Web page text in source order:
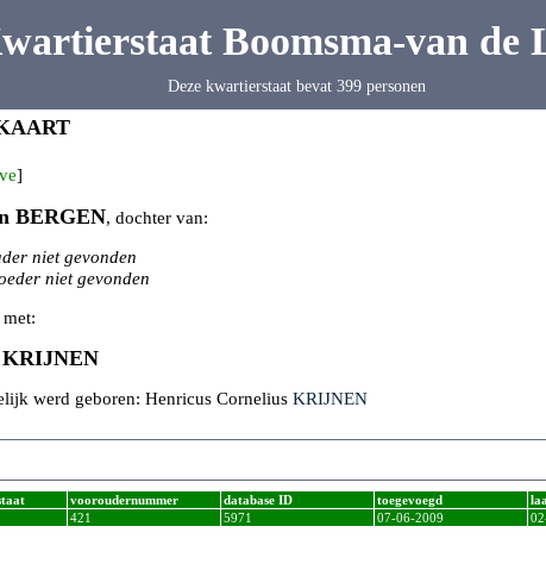
Boomsma-van de
Deze kwartierstaat bevat 399 personen
]
BERGEN, dochter van:
niet gevonden
niet gevonden
KRIJNEN
werd geboren: Henricus Cornelius KRIJNEN
vooroudernummer database ID toegevoegd
421 5971 07-06-2009